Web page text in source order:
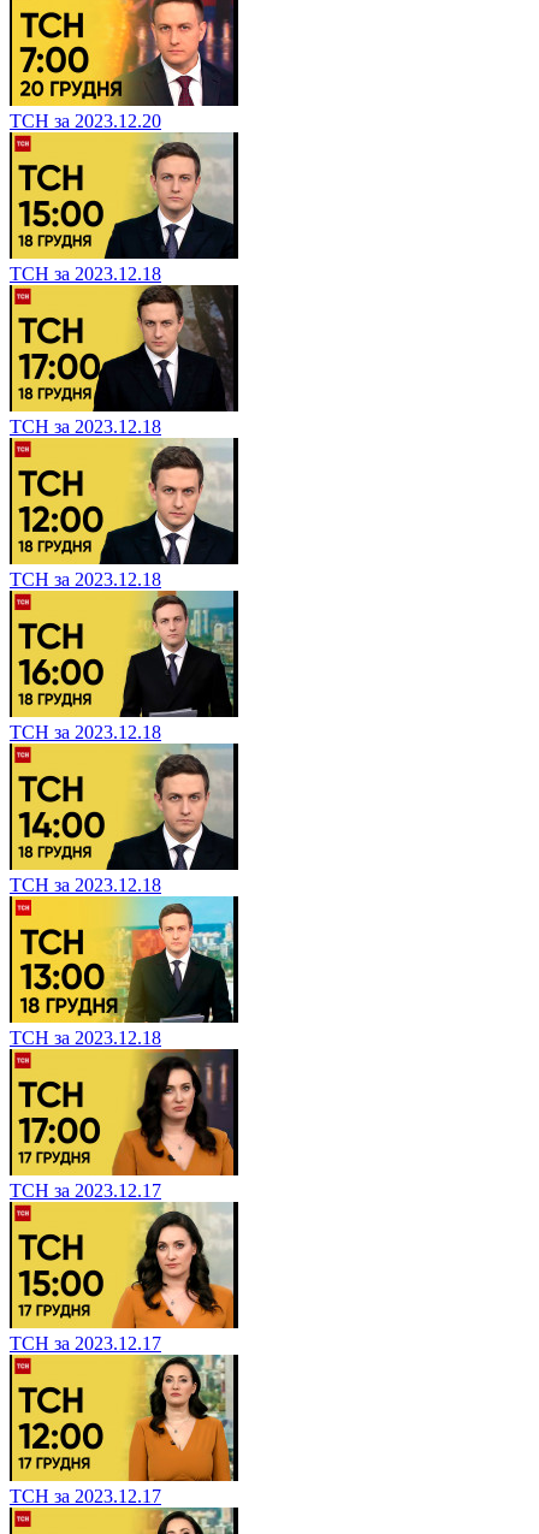
ТСН за 2023.12.20
ТСН за 2023.12.18
ТСН за 2023.12.18
ТСН за 2023.12.18
ТСН за 2023.12.18
ТСН за 2023.12.18
ТСН за 2023.12.18
ТСН за 2023.12.17
ТСН за 2023.12.17
ТСН за 2023.12.17